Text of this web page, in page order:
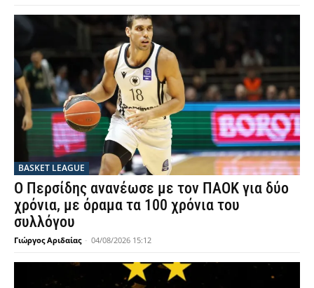
BASKET LEAGUE
Ο Περσίδης ανανέωσε με τον ΠΑΟΚ για δύο
χρόνια, με όραμα τα 100 χρόνια του
συλλόγου
Γιώργος Αριδαίας - 04/08/2026 15:12